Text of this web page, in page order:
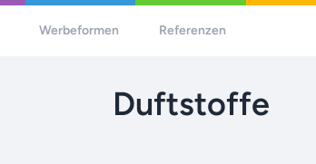
Werbeformen Referenzen
Duftstoffe